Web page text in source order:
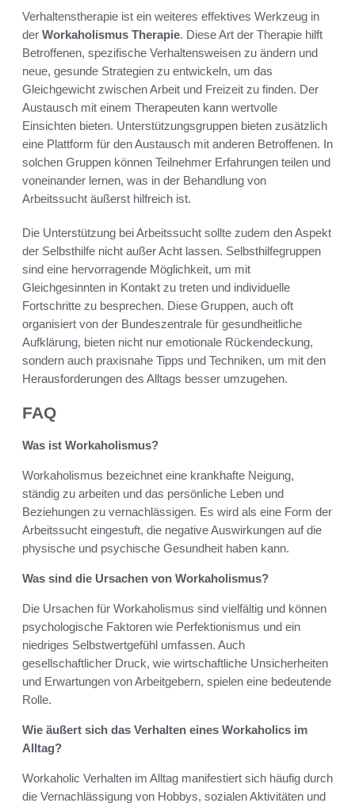
Verhaltenstherapie ist ein weiteres effektives Werkzeug in
der Workaholismus Therapie. Diese Art der Therapie hilft
Betroffenen, spezifische Verhaltensweisen zu ändern und
neue, gesunde Strategien zu entwickeln, um das
Gleichgewicht zwischen Arbeit und Freizeit zu finden. Der
Austausch mit einem Therapeuten kann wertvolle
Einsichten bieten. Unterstützungsgruppen bieten zusätzlich
eine Plattform für den Austausch mit anderen Betroffenen. In
solchen Gruppen können Teilnehmer Erfahrungen teilen und
voneinander lernen, was in der Behandlung von
Arbeitssucht äußerst hilfreich ist.
Die Unterstützung bei Arbeitssucht sollte zudem den Aspekt
der Selbsthilfe nicht außer Acht lassen. Selbsthilfegruppen
sind eine hervorragende Möglichkeit, um mit
Gleichgesinnten in Kontakt zu treten und individuelle
Fortschritte zu besprechen. Diese Gruppen, auch oft
organisiert von der Bundeszentrale für gesundheitliche
Aufklärung, bieten nicht nur emotionale Rückendeckung,
sondern auch praxisnahe Tipps und Techniken, um mit den
Herausforderungen des Alltags besser umzugehen.
FAQ
Was ist Workaholismus?
Workaholismus bezeichnet eine krankhafte Neigung,
ständig zu arbeiten und das persönliche Leben und
Beziehungen zu vernachlässigen. Es wird als eine Form der
Arbeitssucht eingestuft, die negative Auswirkungen auf die
physische und psychische Gesundheit haben kann.
Was sind die Ursachen von Workaholismus?
Die Ursachen für Workaholismus sind vielfältig und können
psychologische Faktoren wie Perfektionismus und ein
niedriges Selbstwertgefühl umfassen. Auch
gesellschaftlicher Druck, wie wirtschaftliche Unsicherheiten
und Erwartungen von Arbeitgebern, spielen eine bedeutende
Rolle.
Wie äußert sich das Verhalten eines Workaholics im
Alltag?
Workaholic Verhalten im Alltag manifestiert sich häufig durch
die Vernachlässigung von Hobbys, sozialen Aktivitäten und